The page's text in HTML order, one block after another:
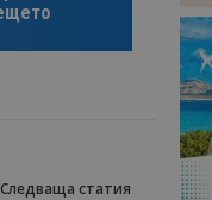
Следваща статия